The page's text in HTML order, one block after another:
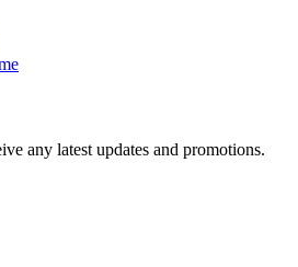
any latest updates and promotions.